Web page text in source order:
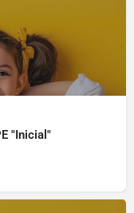
"Inicial"